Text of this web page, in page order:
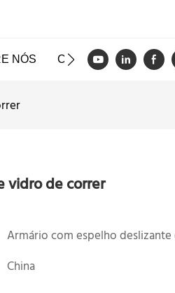
NÓS CASOS BLOG
vidro de correr
Armário com espelho
China